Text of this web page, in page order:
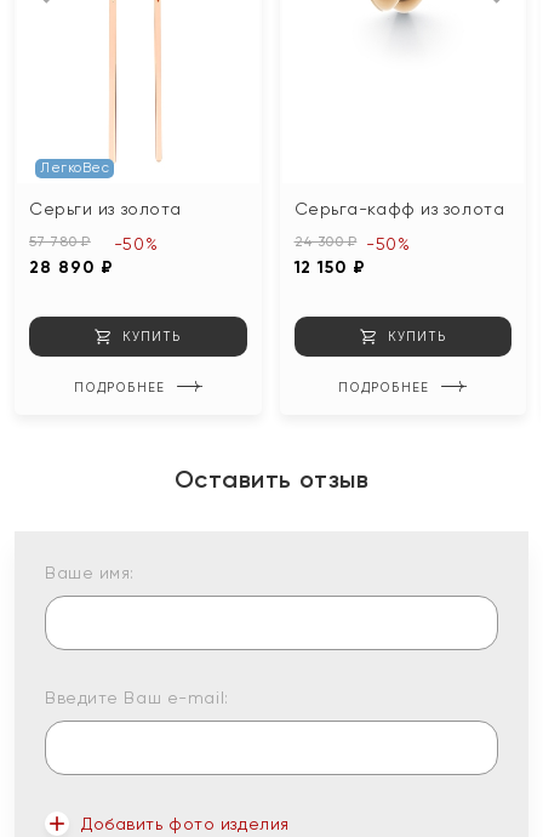
ЛегкоВес
Серьги из золота
57 780 ₽
28 890 ₽
-50%
КУПИТЬ
ПОДРОБНЕЕ
Серьга-кафф из золота
24 300 ₽
12 150 ₽
-50%
КУПИТЬ
ПОДРОБНЕЕ
Оставить отзыв
Ваше имя:
Введите Ваш e-mail:
Добавить фото изделия